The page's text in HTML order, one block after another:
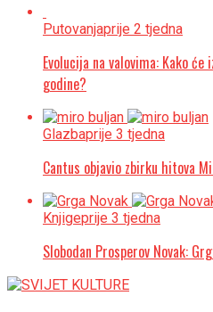
Putovanjaprije 2 tjedna
Evolucija na valovima: Kako
godine?
Glazbaprije 3 tjedna
Cantus objavio zbirku hitova
Knjigeprije 3 tjedna
Slobodan Prosperov Novak: